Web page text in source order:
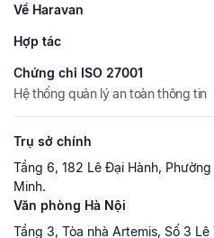
Về Haravan
Hợp tác
Chứng chỉ ISO 27001
Hệ thống quản lý an toàn thông tin
Trụ sở chính
Tầng 6, 182 Lê Đại Hành,
Minh.
Văn phòng Hà Nội
Tầng 3, Tòa nhà Artemis, Số 3